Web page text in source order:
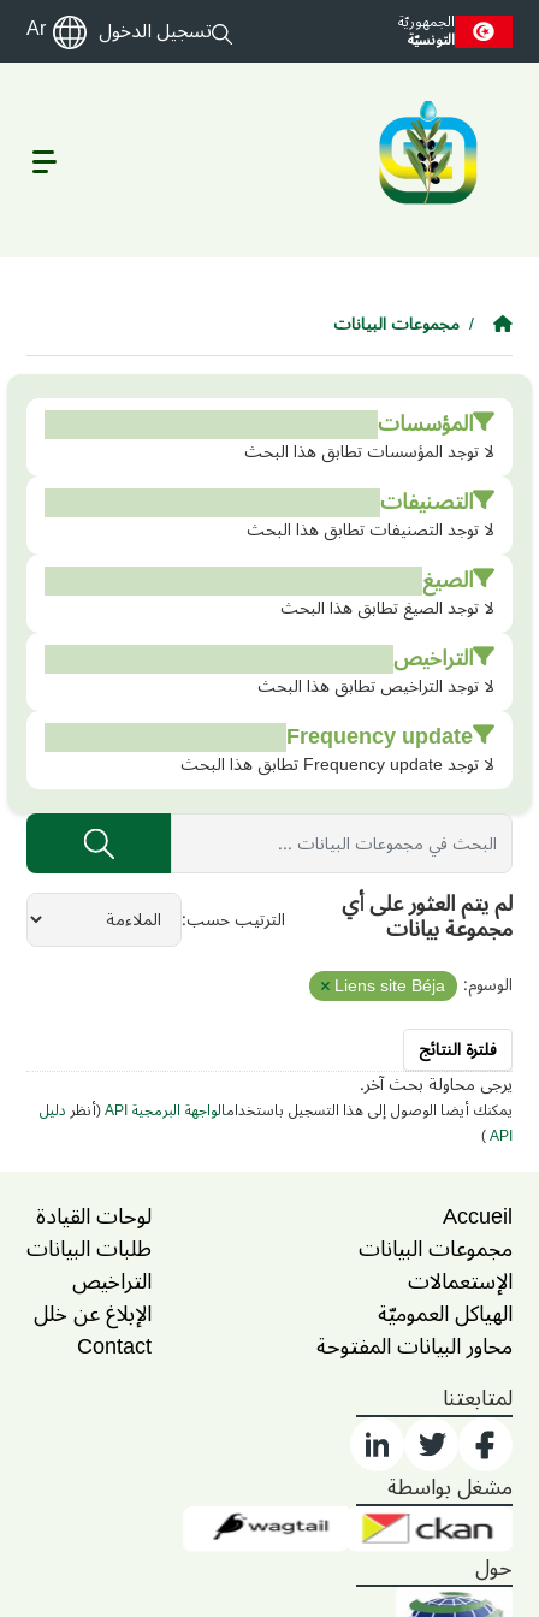
Skip to main content
الجمهوريّة
التونسيّة تسجيل الدخول Ar
مجموعات البيانات
المؤسسات
لا توجد المؤسسات تطابق هذا البحث
التصنيفات
لا توجد التصنيفات تطابق هذا البحث
الصيغ
لا توجد الصيغ تطابق هذا البحث
التراخيص
لا توجد التراخيص تطابق هذا البحث
Frequency update
لا توجد Frequency update تطابق هذا البحث
الترتيب حسب لم يتم العثور على أي
مجموعة بيانات
الوسوم: Liens site Béja
فلترة النتائج
يرجى محاولة بحث آخر.
يمكنك أيضا الوصول إلى هذا التسجيل باستخدامالواجهة البرمجية API (أنظردليل
API
)
Accueil
مجموعات البيانات
الإستعمالات
الهياكل العموميّة
محاور البيانات المفتوحة
لوحات القيادة
طلبات البيانات
التراخيص
الإبلاغ عن خلل
Contact
لمتابعتنا
مشغل بواسطة
حول